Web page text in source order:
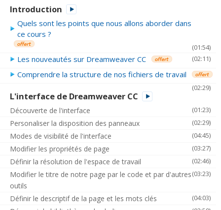
Introduction
Quels sont les points que nous allons aborder dans
ce cours ?
(01:54)
Les nouveautés sur Dreamweaver CC (02:11)
Comprendre la structure de nos fichiers de travail
(02:29)
L'interface de Dreamweaver CC
(01:23)
Découverte de l'interface
(02:29)
Personaliser la disposition des panneaux
(04:45)
Modes de visibilité de l'interface
(03:27)
Modifier les propriétés de page
(02:46)
Définir la résolution de l'espace de travail
(03:23)
Modifier le titre de notre page par le code et par d'autres
outils
(04:03)
Définir le descriptif de la page et les mots clés